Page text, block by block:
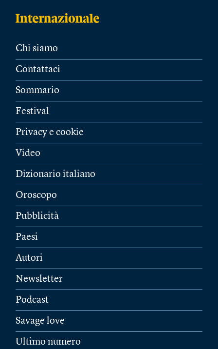
Chi siamo
Contattaci
Sommario
Festival
Privacy e cookie
Video
Dizionario italiano
Oroscopo
Pubblicità
Paesi
Autori
Newsletter
Podcast
Savage love
Ultimo numero